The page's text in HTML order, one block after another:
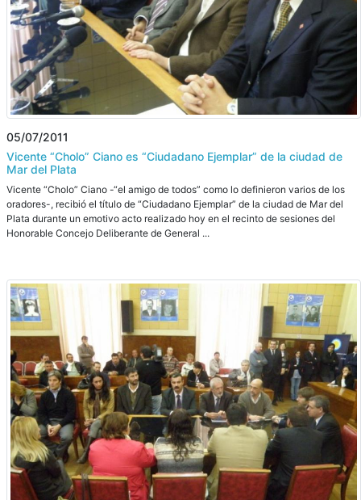
05/07/2011
Vicente “Cholo” Ciano es “Ciudadano Ejemplar” de la ciudad de
Mar del Plata
Vicente “Cholo” Ciano -“el amigo de todos” como lo definieron varios de los
oradores-, recibió el título de “Ciudadano Ejemplar” de la ciudad de Mar del
Plata durante un emotivo acto realizado hoy en el recinto de sesiones del
Honorable Concejo Deliberante de General ...